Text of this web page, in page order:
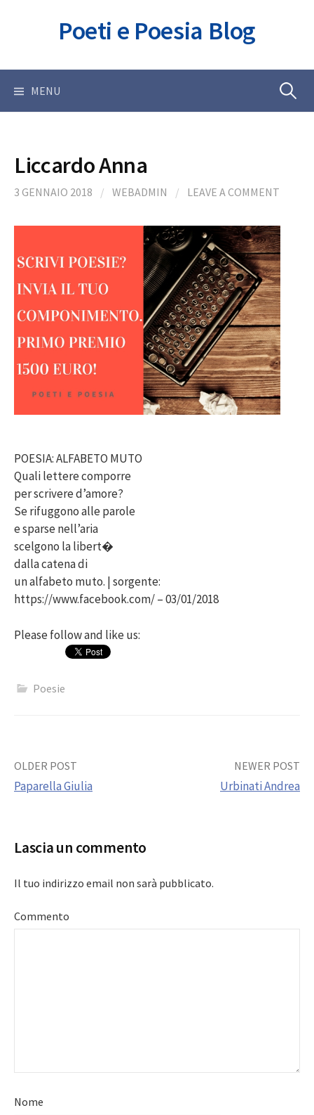
Poeti e Poesia Blog
MENU Ricerca
Liccardo Anna
3 GENNAIO 2018 / WEBADMIN / LEAVE A COMMENT
POESIA: ALFABETO MUTO
Quali lettere comporre
per scrivere d’amore?
Se rifuggono alle parole
e sparse nell’aria
scelgono la libert�
dalla catena di
un alfabeto muto. | sorgente:
https://www.facebook.com/ – 03/01/2018
Please follow and like us:
Poesie
Post
OLDER POST
Paparella Giulia
NEWER POST
Urbinati Andrea
Lascia un commento
Il tuo indirizzo email non sarà pubblicato.
Commento
Nome